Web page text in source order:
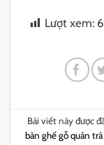
Lượt xem:
Bài viết này được
bàn ghế gỗ quán trà